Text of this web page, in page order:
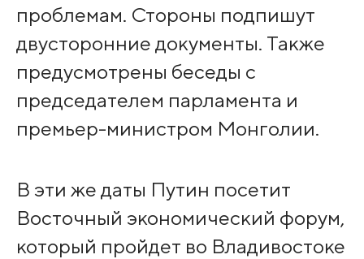
проблемам. Стороны подпишут
двусторонние документы. Также
предусмотрены беседы с
председателем парламента и
премьер-министром Монголии.
В эти же даты Путин посетит
Восточный экономический форум,
который пройдет во Владивостоке